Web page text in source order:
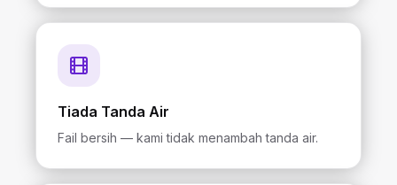
Tiada Tanda Air
Fail bersih — kami tidak menambah tanda air.